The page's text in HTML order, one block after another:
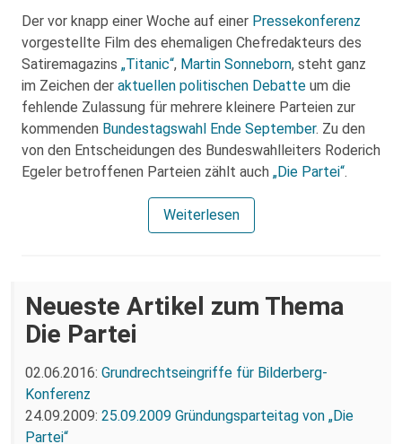
Der vor knapp einer Woche auf einer Pressekonferenz
vorgestellte Film des ehemaligen Chefredakteurs des
Satiremagazins „Titanic“, Martin Sonneborn, steht ganz
im Zeichen der aktuellen politischen Debatte um die
fehlende Zulassung für mehrere kleinere Parteien zur
kommenden Bundestagswahl Ende September. Zu den
von den Entscheidungen des Bundeswahlleiters Roderich
Egeler betroffenen Parteien zählt auch „Die Partei“.
Weiterlesen
Neueste Artikel zum Thema
Die Partei
02.06.2016: Grundrechtseingriffe für Bilderberg-
Konferenz
24.09.2009: 25.09.2009 Gründungsparteitag von „Die
Partei“